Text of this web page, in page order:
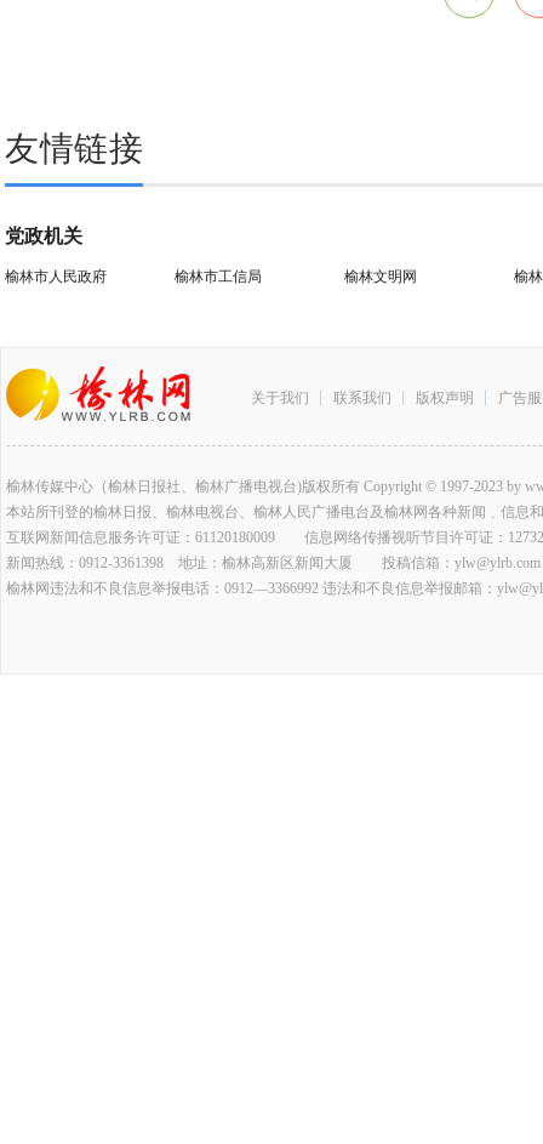
友情链接
党政机关
榆林市人民政府 榆林市工信局 榆林文明网 榆
关于我们 联系我们 版权声明 广告
榆林传媒中心（榆林日报社、榆林广播电视台)版权所有 Copyright © 1997-2023 by
本站所刊登的榆林日报、榆林电视台、榆林人民广播电台及榆林网各种新闻﹑信
互联网新闻信息服务许可证：61120180009 信息网络传播视听节目许可证：
新闻热线：0912-3361398 地址：榆林高新区新闻大厦 投稿信箱：ylw@ylrb.com
榆林网违法和不良信息举报电话：0912—3366992 违法和不良信息举报邮箱：